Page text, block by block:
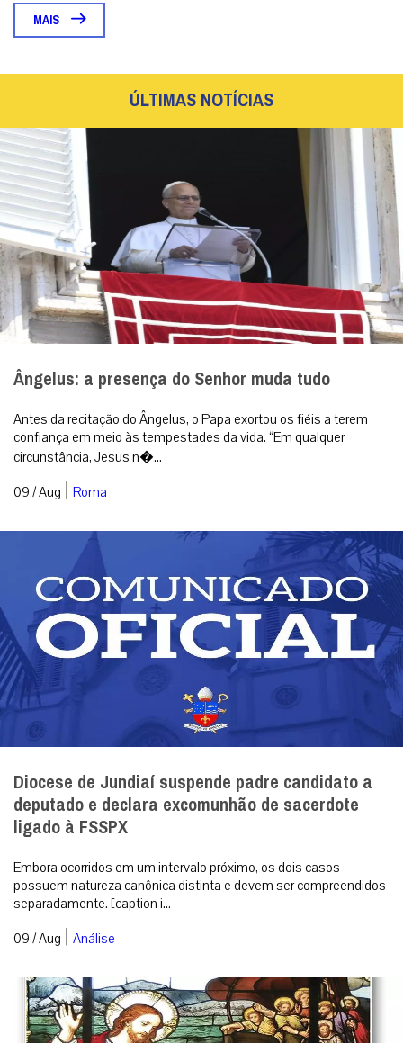
MAIS
ÚLTIMAS NOTÍCIAS
Ângelus: a presença do Senhor muda tudo
Antes da recitação do Ângelus, o Papa exortou os fiéis a terem
confiança em meio às tempestades da vida. “Em qualquer
circunstância, Jesus n�...
09 / Aug | Roma
Diocese de Jundiaí suspende padre candidato a
deputado e declara excomunhão de sacerdote
ligado à FSSPX
Embora ocorridos em um intervalo próximo, os dois casos
possuem natureza canônica distinta e devem ser compreendidos
separadamente. [caption i...
09 / Aug | Análise